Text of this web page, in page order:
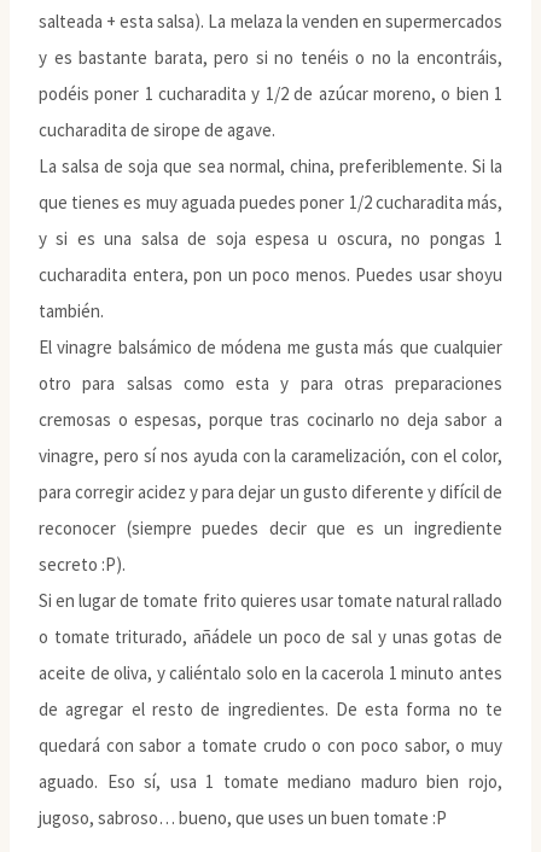
salteada + esta salsa). La melaza la venden en supermercados
y es bastante barata, pero si no tenéis o no la encontráis,
podéis poner 1 cucharadita y 1/2 de azúcar moreno, o bien 1
cucharadita de sirope de agave.
La salsa de soja que sea normal, china, preferiblemente. Si la
que tienes es muy aguada puedes poner 1/2 cucharadita más,
y si es una salsa de soja espesa u oscura, no pongas 1
cucharadita entera, pon un poco menos. Puedes usar shoyu
también.
El vinagre balsámico de módena me gusta más que cualquier
otro para salsas como esta y para otras preparaciones
cremosas o espesas, porque tras cocinarlo no deja sabor a
vinagre, pero sí nos ayuda con la caramelización, con el color,
para corregir acidez y para dejar un gusto diferente y difícil de
reconocer (siempre puedes decir que es un ingrediente
secreto :P).
Si en lugar de tomate frito quieres usar tomate natural rallado
o tomate triturado, añádele un poco de sal y unas gotas de
aceite de oliva, y caliéntalo solo en la cacerola 1 minuto antes
de agregar el resto de ingredientes. De esta forma no te
quedará con sabor a tomate crudo o con poco sabor, o muy
aguado. Eso sí, usa 1 tomate mediano maduro bien rojo,
jugoso, sabroso… bueno, que uses un buen tomate :P